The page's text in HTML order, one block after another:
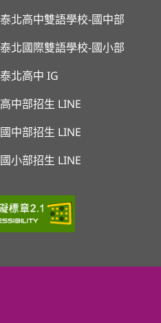
泰北高中雙語學校-國中部
泰北國際雙語學校-國小部
泰北高中 IG
高中部招生 LINE
國中部招生 LINE
國小部招生 LINE